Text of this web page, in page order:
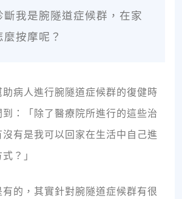
斷我是腕隧道症候群，在家
按摩呢？
助病人進行腕隧道症候群的復健時
到：「除了醫療院所進行的這些治
有是我可以回家在生活中自己進
？」
有的，其實針對腕隧道症候群有很